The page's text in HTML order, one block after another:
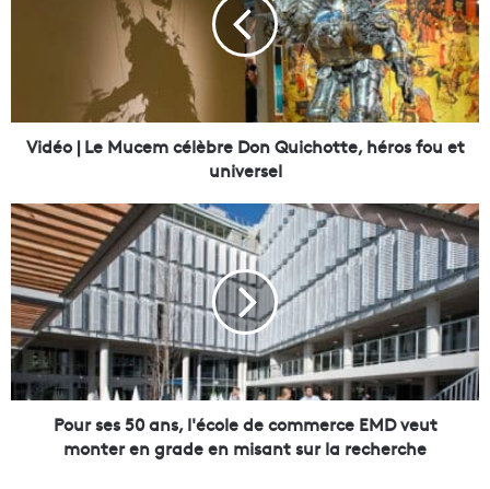
M
m
c
é
l
è
b
r
e
D
Vidéo | Le Mucem célèbre Don Quichotte, héros fou et
universel
P
o
u
r
s
e
s
5
0
Pour ses 50 ans, l'école de commerce EMD veut
monter en grade en misant sur la recherche